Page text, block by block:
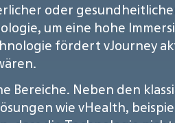
oder
um eine hohe
fördert vJourney
Neben den
wie vHealth,